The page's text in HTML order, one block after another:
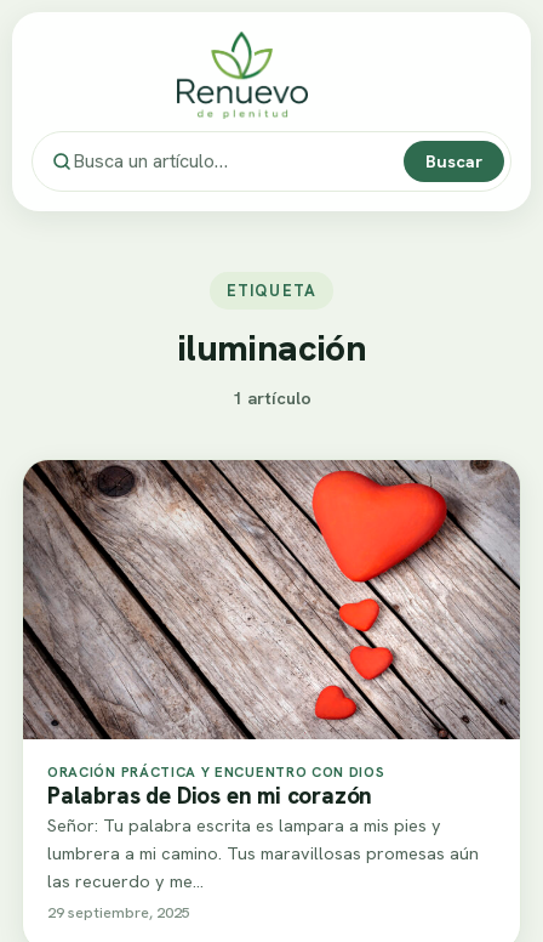
Buscar
ETIQUETA
iluminación
1 artículo
ORACIÓN PRÁCTICA Y ENCUENTRO CON DIOS
Palabras de Dios en mi corazón
Señor: Tu palabra escrita es lampara a mis pies y
lumbrera a mi camino. Tus maravillosas promesas aún
las recuerdo y me…
29 septiembre, 2025